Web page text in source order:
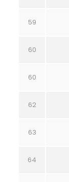
59
60
60
62
63
64